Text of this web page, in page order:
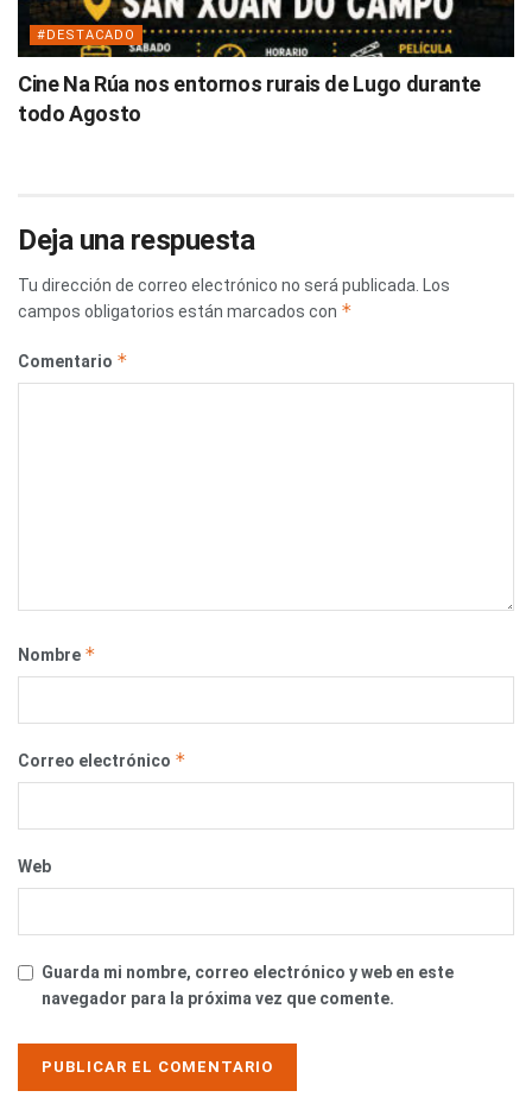
#DESTACADO
Cine Na Rúa nos entornos rurais de Lugo durante
todo Agosto
Deja una respuesta
Tu dirección de correo electrónico no será publicada.
Los
campos obligatorios están marcados con *
Comentario *
Nombre *
Correo electrónico *
Web
Guarda mi nombre, correo electrónico y web en este
navegador para la próxima vez que comente.